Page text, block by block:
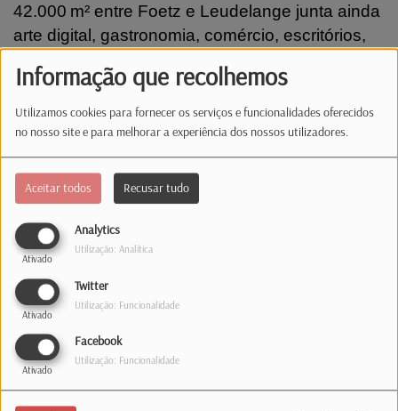
Informação que recolhemos
Utilizamos cookies para fornecer os serviços e funcionalidades oferecidos
no nosso site e para melhorar a experiência dos nossos utilizadores.
Aceitar todos Recusar tudo
Analytics
Ativado
Utilização: Analítica
Twitter
Ativado
Utilização: Funcionalidade
Facebook
Ativado
Utilização: Funcionalidade
42.000 m² entre Foetz e Leudelange junta ainda
arte digital, gastronomia, comércio, escritórios,
Luxemburger wort